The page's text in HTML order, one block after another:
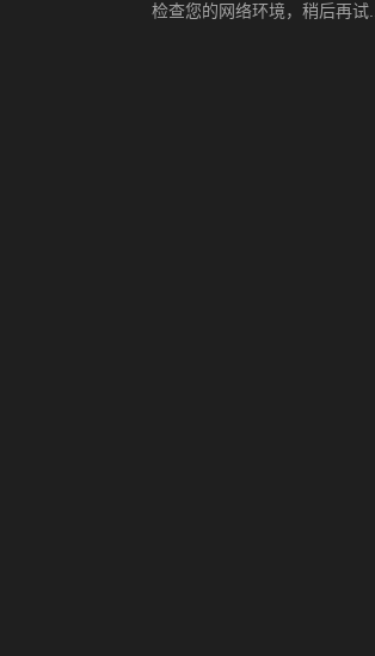
检查您的网络环境，稍后再试...